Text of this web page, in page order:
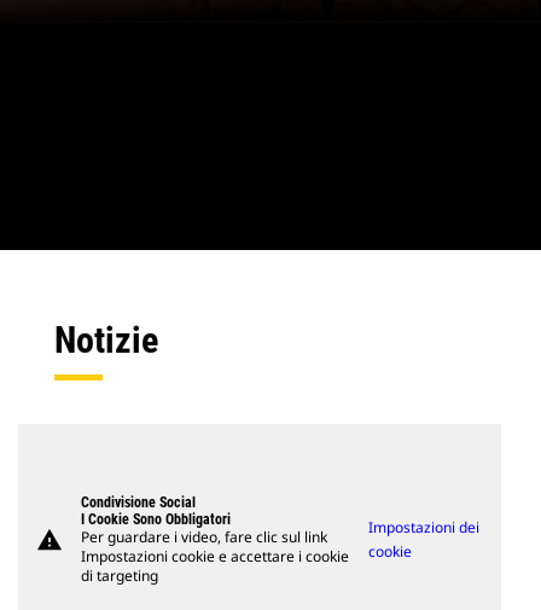
Notizie
warning
Condivisione Social
I Cookie Sono Obbligatori
Per guardare i video, fare clic sul link
Impostazioni cookie e accettare i cookie
di targeting
Impostazioni dei
cookie